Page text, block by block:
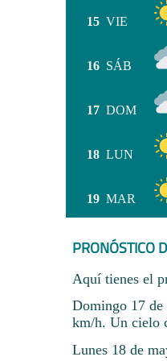
15 VIE
16 SÁB
17 DOM
18 LUN
19 MAR
PRONÓSTICO
Aquí tienes el
Domingo 17 de
km/h. Un cielo
Lunes 18 de